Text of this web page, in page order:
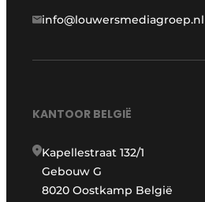
info@louwersmediagroep.nl
KANTOOR BELGIË
Kapellestraat 132/1
Gebouw G
8020 Oostkamp België